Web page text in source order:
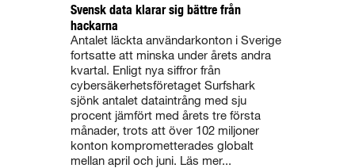
Svensk data klarar sig bättre från
hackarna
Antalet läckta användarkonton i Sverige
fortsatte att minska under årets andra
kvartal. Enligt nya siffror från
cybersäkerhetsföretaget Surfshark
sjönk antalet dataintrång med sju
procent jämfört med årets tre första
månader, trots att över 102 miljoner
konton komprometterades globalt
mellan april och juni. Läs mer...